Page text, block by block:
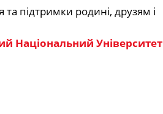
підтримки родині, друзям і
Національний Університет